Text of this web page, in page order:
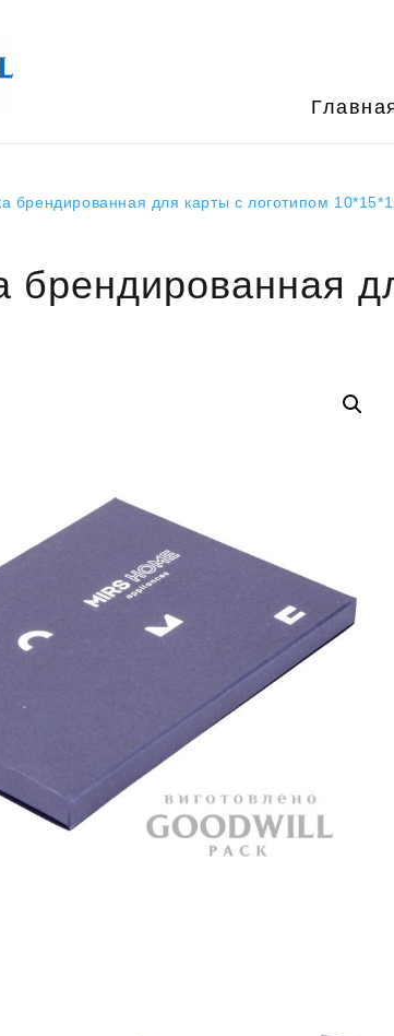
брендированная для карты с логотипом
брендированная